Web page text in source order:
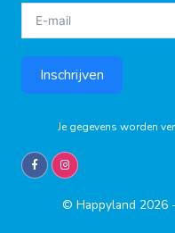
Inschrijven
Je gegevens worden
© Happyland 2026